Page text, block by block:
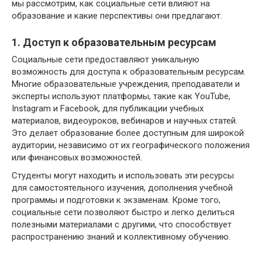
мы рассмотрим, как социальные сети влияют на
образование и какие перспективы они предлагают.
1. Доступ к образовательным ресурсам
Социальные сети предоставляют уникальную
возможность для доступа к образовательным ресурсам.
Многие образовательные учреждения, преподаватели и
эксперты используют платформы, такие как YouTube,
Instagram и Facebook, для публикации учебных
материалов, видеоуроков, вебинаров и научных статей.
Это делает образование более доступным для широкой
аудитории, независимо от их географического положения
или финансовых возможностей.
Студенты могут находить и использовать эти ресурсы
для самостоятельного изучения, дополнения учебной
программы и подготовки к экзаменам. Кроме того,
социальные сети позволяют быстро и легко делиться
полезными материалами с другими, что способствует
распространению знаний и коллективному обучению.